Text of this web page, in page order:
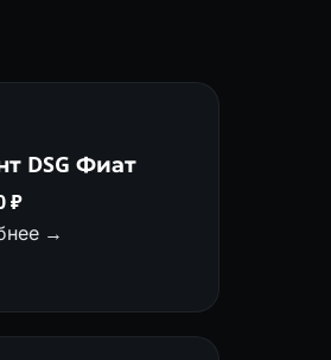
DSG Фиат
₽
→